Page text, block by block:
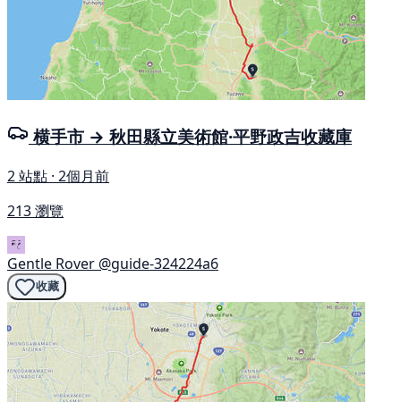
横手市 → 秋田縣立美術館·平野政吉收藏庫
2 站點 · 2個月前
213 瀏覽
Gentle Rover @guide-324224a6
收藏